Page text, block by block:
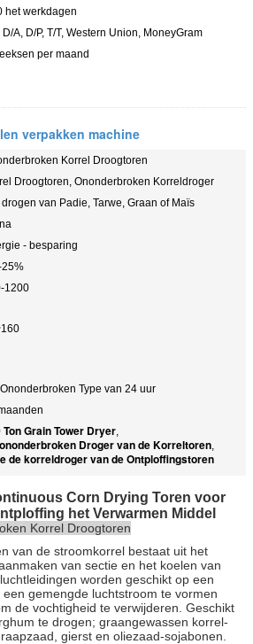
het werkdagen
D/A, D/P, T/T, Western Union, MoneyGram
per maand
verpakken machine
Korrel Droogtoren
Droogtoren, Ononderbroken Korreldroger
drogen van Padie, Tarwe, Graan of Maïs
- besparing
1200
Type van 24 uur
Ton Grain Tower Dryer,
Droger van de Korreltoren,
de korreldroger van de Ontploffingstoren
Corn Drying Toren voor
het Verwarmen Middel
Korrel Droogtoren
van de stroomkorrel bestaat uit het
van sectie en het koelen van
worden geschikt op een
gemengde luchtstroom te vormen
de vochtigheid te verwijderen. Geschikt
te drogen; graangewassen korrel-
gierst en oliezaad-sojabonen.